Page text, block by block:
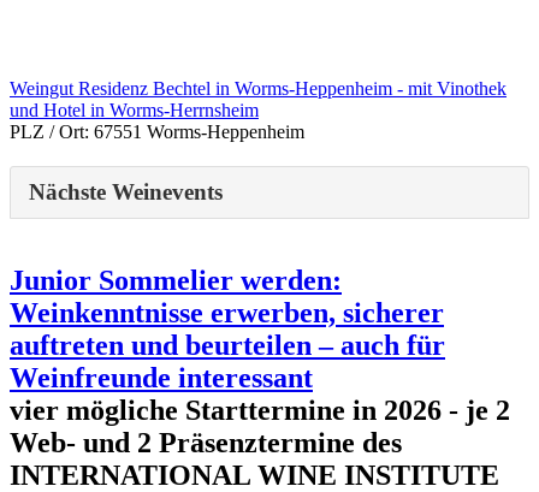
Weingut Residenz Bechtel in Worms-Heppenheim - mit Vinothek
und Hotel in Worms-Herrnsheim
PLZ / Ort: 67551 Worms-Heppenheim
Nächste Weinevents
Junior Sommelier werden:
Weinkenntnisse erwerben, sicherer
auftreten und beurteilen – auch für
Weinfreunde interessant
vier mögliche Starttermine in 2026 - je 2
Web- und 2 Präsenztermine des
INTERNATIONAL WINE INSTITUTE